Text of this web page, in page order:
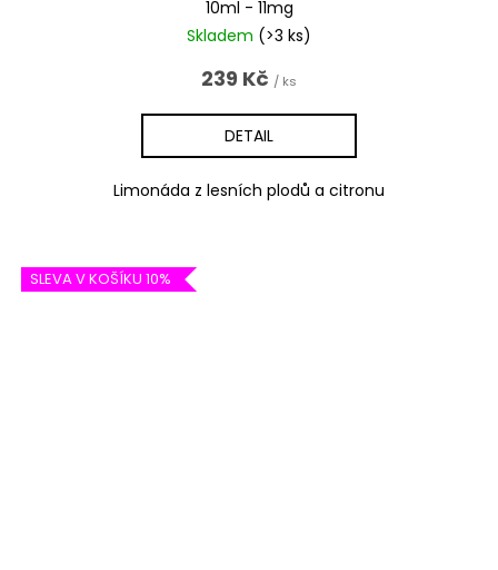
10ml - 11mg
Skladem (>3 ks)
239 Kč / ks
DETAIL
Limonáda z lesních plodů a citronu
SLEVA V KOŠÍKU 10%